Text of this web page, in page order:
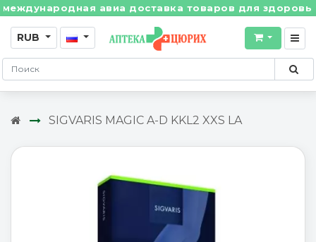
авиа доставка товаров для здоровья
RUB
SIGVARIS MAGIC A-D KKL2 XXS LA